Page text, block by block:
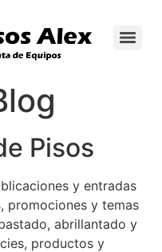
Pisos
y entradas
promociones y temas
abrillantado y
productos y